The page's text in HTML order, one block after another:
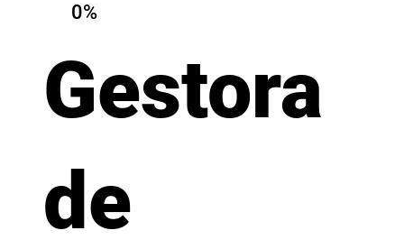
Gestora
de
0%